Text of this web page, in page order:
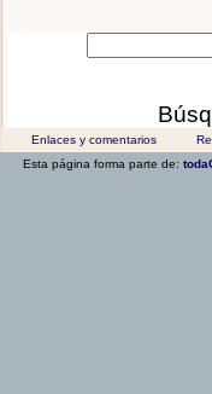
Enlaces y comentarios
Esta página forma parte de: